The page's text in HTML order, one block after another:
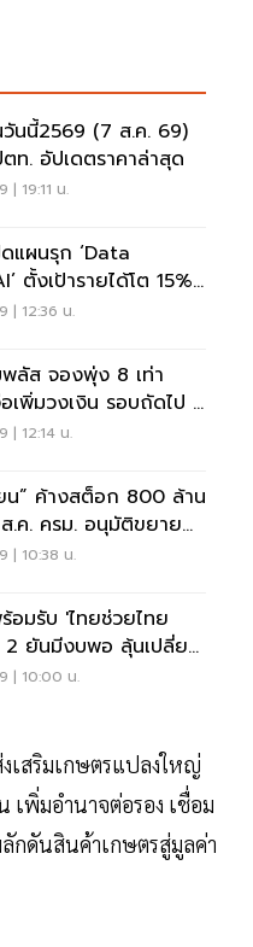
วันนี้2569 (7 ส.ค. 69)
ท. อัปเดตราคาล่าสุด
| 19:11 น.
ดแผนรุก ‘Data
นยุโรป
| 12:36 น.
ลัส จองพุ่ง 8 เท่า
อเพิ่มวงเงิน รอบถัดไป 4
| 12:14 น.
ยน” ค้างสต็อก 800 ล้าน
| 10:38 น.
อมรับ 'ไทยช่วยไทย
ยันมีงบพอ ลุ้นเปลี่ยน
ะครึ่ง'
| 10:00 น.
เสริมเกษตรแปลงใหญ่
พิ่มอำนาจต่อรอง เชื่อม
กดันสินค้าเกษตรสู่มูลค่า